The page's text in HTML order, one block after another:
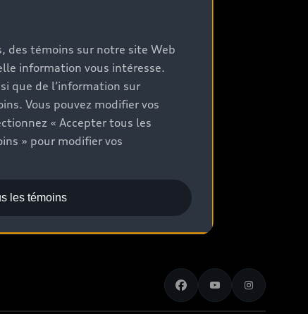
des témoins sur notre site Web
information vous intéresse.
que de l’information sur
Vous pouvez modifier vos
« Accepter tous les
» pour modifier vos
les témoins